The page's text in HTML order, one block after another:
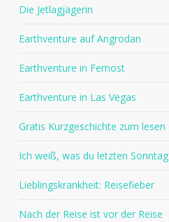
Die Jetlagjägerin
Earthventure auf Angrodan
Earthventure in Fernost
Earthventure in Las Vegas
Gratis Kurzgeschichte zum
Ich weiß, was du letzten
Lieblingskrankheit: Reisefieber
Nach der Reise ist vor der Reise